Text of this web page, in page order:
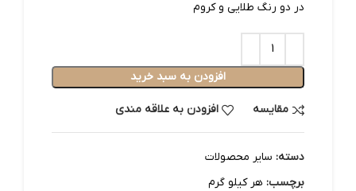
در دو رنگ طلایی و کروم
افزودن به سبد خرید
مقایسه افزودن به علاقه مندی
دسته: سایر محصولات
برچسب: هر کیلو گرم